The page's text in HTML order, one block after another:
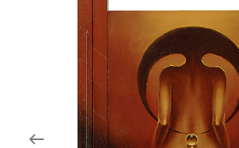
Aukce filmových klapek
Aktuality
Zlín Film Festival